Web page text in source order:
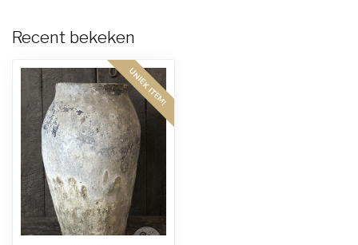
Recent bekeken
UNIEK ITEM!